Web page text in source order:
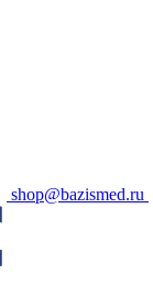
shop@bazismed.ru